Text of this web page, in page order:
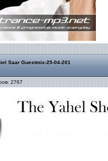
Saar Guestmix-25-04-201
2767